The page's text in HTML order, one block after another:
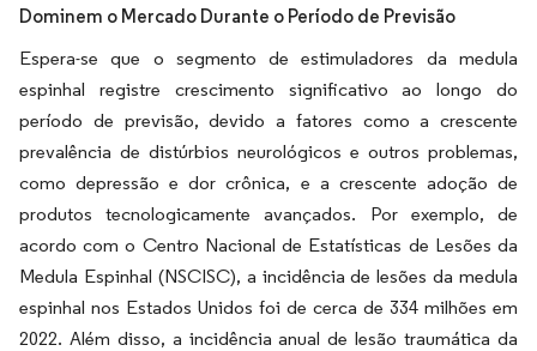
Dominem o Mercado Durante o Período de Previsão
Espera-se que o segmento de estimuladores da medula
espinhal registre crescimento significativo ao longo do
período de previsão, devido a fatores como a crescente
prevalência de distúrbios neurológicos e outros problemas,
como depressão e dor crônica, e a crescente adoção de
produtos tecnologicamente avançados. Por exemplo, de
acordo com o Centro Nacional de Estatísticas de Lesões da
Medula Espinhal (NSCISC), a incidência de lesões da medula
espinhal nos Estados Unidos foi de cerca de 334 milhões em
2022. Além disso, a incidência anual de lesão traumática da